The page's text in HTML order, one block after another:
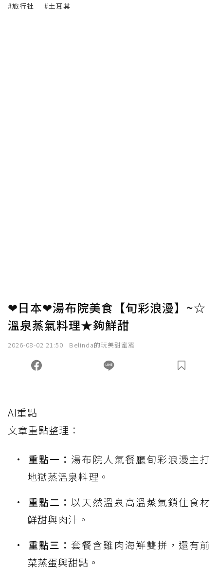
#旅行社 #土耳其
❤日本❤湯布院美食【旬彩浪漫】~☆
溫泉蒸氣料理★夠鮮甜
2026-08-02 21:50 Belinda的玩美甜蜜窩
AI重點
文章重點整理：
重點一： 湯布院人氣餐廳旬彩浪漫主打
地獄蒸溫泉料理。
重點二：以天然溫泉高溫蒸氣鎖住食材
鮮甜與肉汁。
重點三： 套餐含雞肉海鮮雙拼，還有前
菜蒸蛋與甜點。